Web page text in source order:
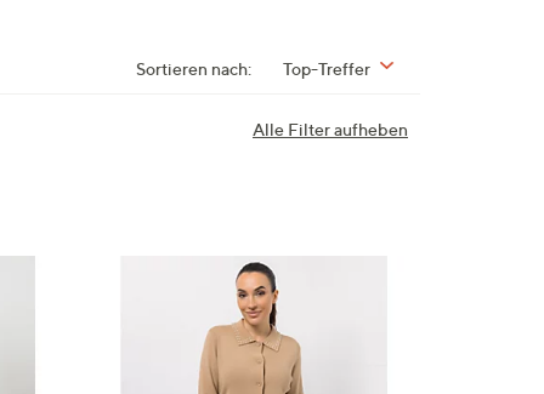
Sortieren nach: Top-Treffer
Alle Filter aufheben